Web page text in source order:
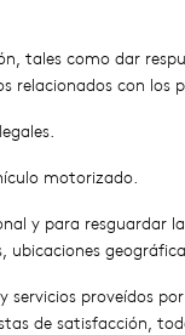
tales como dar
con los
motorizado.
y para resguardar
ubicaciones
proveídos
de satisfacción,